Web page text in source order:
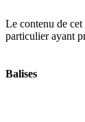
Le contenu de
particulier ayant
Balises